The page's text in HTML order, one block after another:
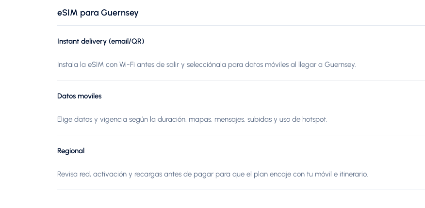
eSIM para Guernsey
Instant delivery (email/QR)
Instala la eSIM con Wi-Fi antes de salir y selecciónala para datos móviles al llegar a Guernsey.
Datos moviles
Elige datos y vigencia según la duración, mapas, mensajes, subidas y uso de hotspot.
Regional
Revisa red, activación y recargas antes de pagar para que el plan encaje con tu móvil e itinerario.